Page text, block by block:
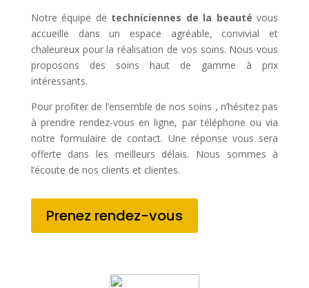
Notre équipe de techniciennes de la beauté vous
accueille dans un espace agréable, convivial et
chaleureux pour la réalisation de vos soins. Nous vous
proposons des soins haut de gamme à prix
intéressants.
Pour profiter de l’ensemble de nos soins , n’hésitez pas
à prendre rendez-vous en ligne, par téléphone ou via
notre formulaire de contact. Une réponse vous sera
offerte dans les meilleurs délais. Nous sommes à
l’écoute de nos clients et clientes.
Prenez rendez-vous